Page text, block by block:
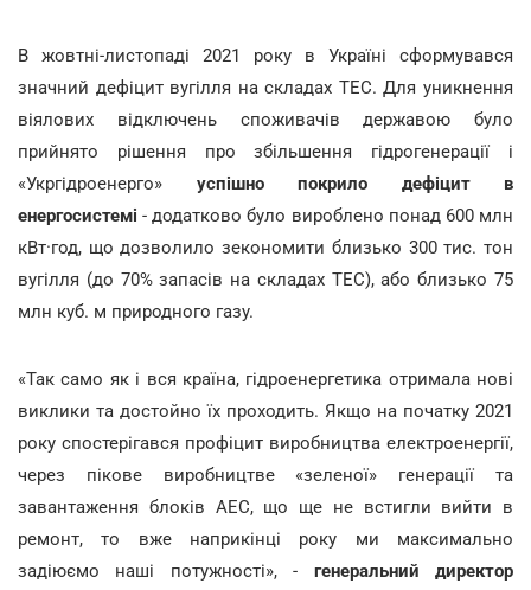
В жовтні-листопаді 2021 року в Україні сформувався
значний дефіцит вугілля на складах ТЕС. Для уникнення
віялових відключень споживачів державою було
прийнято рішення про збільшення гідрогенерації
і
«Укргідроенерго» успішно покрило дефіцит в
енергосистемі - додатково було вироблено понад 600 млн
кВт·год, що дозволило зекономити близько 300 тис. тон
вугілля (до 70% запасів на складах ТЕС), або близько 75
млн куб. м природного газу.
«Так само як і вся країна, гідроенергетика отримала нові
виклики та достойно їх проходить. Якщо на початку 2021
року спостерігався профіцит виробництва електроенергії,
через пікове виробництве «зеленої» генерації та
завантаження блоків АЕС, що ще не встигли вийти в
ремонт, то вже наприкінці року ми максимально
задіюємо наші потужності», - генеральний директор